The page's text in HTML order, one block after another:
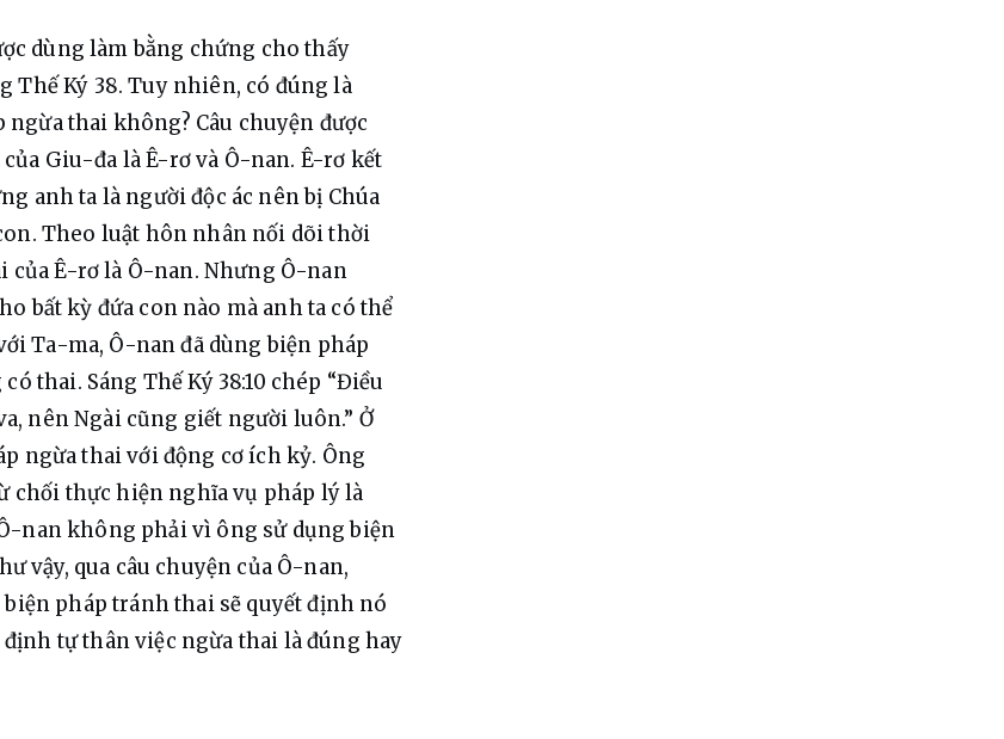
dùng làm bằng chứng cho thấy
Thế Ký 38. Tuy nhiên, có đúng là
thai không? Câu chuyện được
Giu-đa là Ê-rơ và Ô-nan. Ê-rơ kết
anh ta là người độc ác nên bị Chúa
Theo luật hôn nhân nối dõi thời
của Ê-rơ là Ô-nan. Nhưng Ô-nan
bất kỳ đứa con nào mà anh ta có thể
Ta-ma, Ô-nan đã dùng biện pháp
thai. Sáng Thế Ký 38:10 chép “Điều
nên Ngài cũng giết người luôn.” Ở
ngừa thai với động cơ ích kỷ. Ông
chối thực hiện nghĩa vụ pháp lý là
nan không phải vì ông sử dụng biện
vậy, qua câu chuyện của Ô-nan,
pháp tránh thai sẽ quyết định nó
tự thân việc ngừa thai là đúng hay